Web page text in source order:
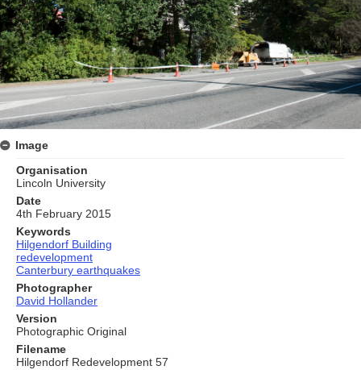
Image
Organisation
Lincoln University
Date
4th February 2015
Keywords
Hilgendorf Building
redevelopment
Canterbury earthquakes
Photographer
David Hollander
Version
Photographic Original
Filename
Hilgendorf Redevelopment 57